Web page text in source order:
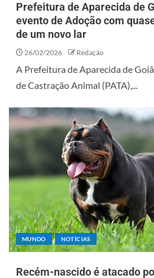
Prefeitura de Aparecida de
evento de Adoção com
de um novo lar
26/02/2026 Redação
A Prefeitura de Aparecida de
de Castração Animal (PATA),...
MUNDO NOTÍCIAS
Recém-nascido é atacado